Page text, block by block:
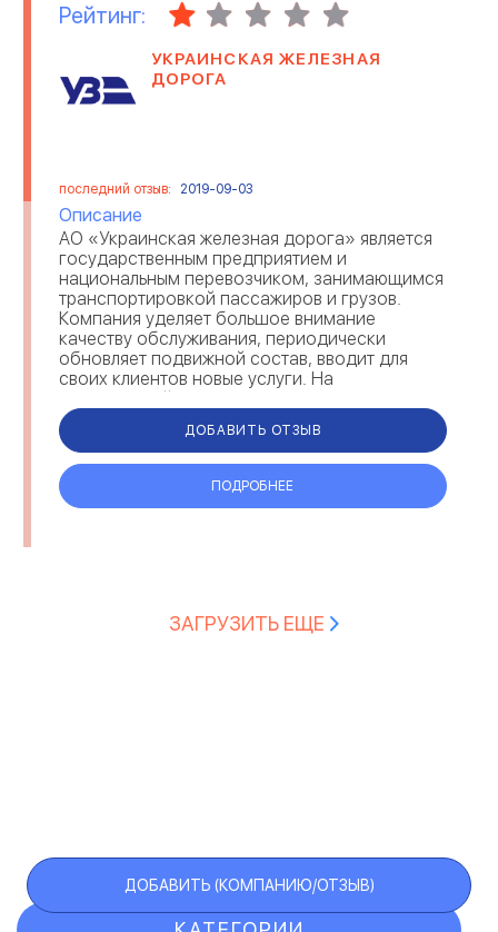
Рейтинг:
УКРАИНСКАЯ ЖЕЛЕЗНАЯ
ДОРОГА
последний отзыв: 2019-09-03
Описание
АО «Украинская железная дорога» является
государственным предприятием и
национальным перевозчиком, занимающимся
транспортировкой пассажиров и грузов.
Компания уделяет большое внимание
качеству обслуживания, периодически
обновляет подвижной состав, вводит для
своих клиентов новые услуги. На
сегодняшний день транспортная сеть
охватывает всю территорию Украины,
поездами ...
ДОБАВИТЬ ОТЗЫВ
ПОДРОБНЕЕ
ЗАГРУЗИТЬ ЕЩЕ
ДОБАВИТЬ (КОМПАНИЮ/ОТЗЫВ)